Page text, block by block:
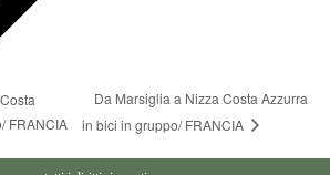
FRANCIA
Da Marsiglia a Nizza Costa Azzurra
in bici in gruppo/ FRANCIA